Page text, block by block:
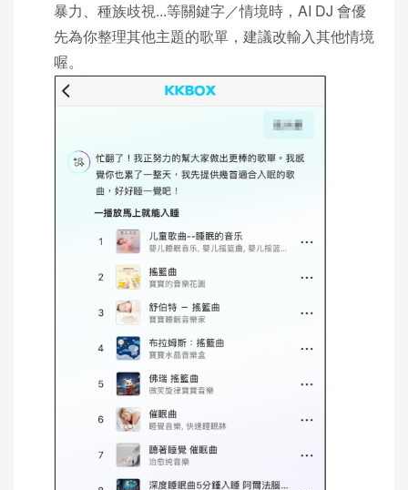
暴力、種族歧視...等關鍵字／情境時，AI DJ 會優
先為你整理其他主題的歌單，建議改輸入其他情境
喔。